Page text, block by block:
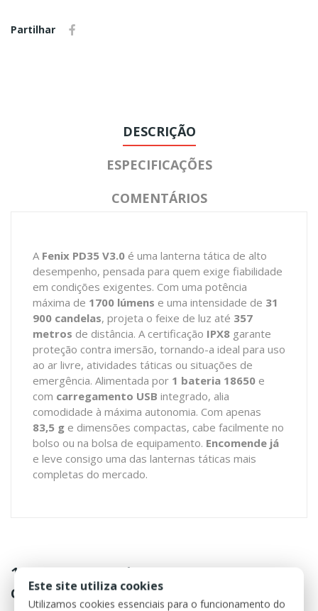
Partilhar
DESCRIÇÃO
ESPECIFICAÇÕES
COMENTÁRIOS
A Fenix PD35 V3.0 é uma lanterna tática de alto
desempenho, pensada para quem exige fiabilidade
em condições exigentes. Com uma potência
máxima de 1700 lúmens e uma intensidade de 31
900 candelas, projeta o feixe de luz até 357
metros de distância. A certificação IPX8 garante
proteção contra imersão, tornando-a ideal para uso
ao ar livre, atividades táticas ou situações de
emergência. Alimentada por 1 bateria 18650 e
com carregamento USB integrado, alia
comodidade à máxima autonomia. Com apenas
83,5 g e dimensões compactas, cabe facilmente no
bolso ou na bolsa de equipamento. Encomende já
e leve consigo uma das lanternas táticas mais
completas do mercado.
16 outros produtos na mesma
categoria:
Este site utiliza cookies
Utilizamos cookies essenciais para o funcionamento do